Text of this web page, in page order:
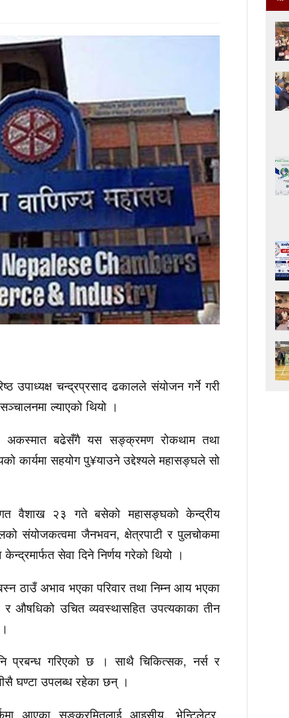
चन्द्रप्रसाद ढकालले संयोजन गर्ने गरी
ल्याएको थियो ।
अकस्मात बढेसँगै यस सङ्क्रमण रोकथाम तथा
कार्यमा सहयोग पु¥याउने उद्देश्यले महासङ्घले सो
गत वैशाख २३ गते बसेको महासङ्घको केन्द्रीय
संयोजकत्वमा जैनभवन, क्षेत्रपाटी र पुलचोकमा
सेवा दिने निर्णय गरेको थियो ।
ठाउँ अभाव भएका परिवार तथा निम्न आय भएका
र औषधिको उचित व्यवस्थासहित उपत्यकाका तीन
प्रबन्ध गरिएको छ । साथै चिकित्सक, नर्स र
घण्टा उपलब्ध रहेका छन् ।
आएका सङ्क्रमितलाई आइसीयू, भेन्टिलेटर,